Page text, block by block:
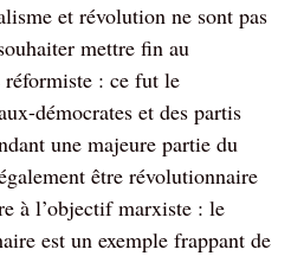
et révolution ne sont pas
mettre fin au
: ce fut le
démocrates et des partis
une majeure partie du
être révolutionnaire
à l’objectif marxiste : le
est un exemple frappant de